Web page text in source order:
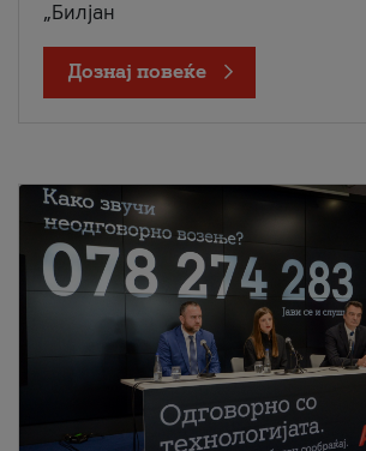
„Билјан
Дознај повеќе